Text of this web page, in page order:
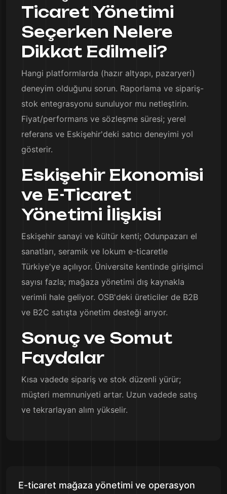
Ticaret Yönetimi
Seçerken Nelere
Dikkat Edilmeli?
Hangi platformlarda (hazır altyapı, pazaryeri)
deneyim olduğunu sorun. Raporlama ve sipariş-
stok entegrasyonu sunuluyor mu netleştirin.
Fiyat/performans ve sözleşme süresi; yerel
referans ve Eskişehir'deki satıcı deneyimi yol
gösterir.
Eskişehir Ekonomisi
ve E-Ticaret
Yönetimi İlişkisi
Eskişehir sanayi ve kültür kenti; Odunpazarı el
sanatları, seramik ve lokum e-ticaretle
Türkiye'ye açılıyor. Üniversite kentinde girişimci
sayısı fazla; mağaza yönetimi dış kaynakla
verimli hale geliyor. OSB'deki üreticiler de B2B
ve B2C satışta yönetim desteği arıyor.
Sonuç ve Somut
Faydalar
Kısa vadede sipariş ve stok düzenli yürür;
müşteri memnuniyeti artar. Uzun vadede satış
ve tekrarlayan alım yükselir.
E-ticaret mağaza yönetimi ve operasyon